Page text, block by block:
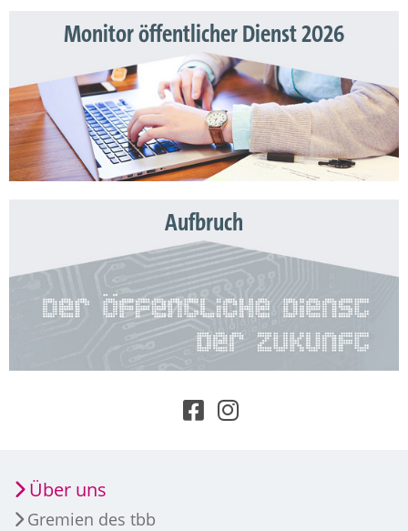
Monitor öffentlicher Dienst 2026
Aufbruch
Über uns
Gremien des tbb